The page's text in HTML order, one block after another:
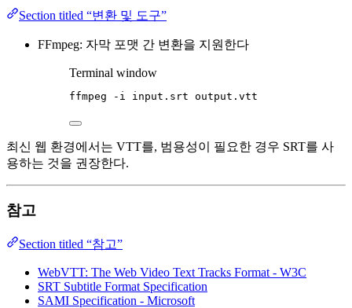
Section titled “변환 및 도구”
FFmpeg: 자막 포맷 간 변환을 지원한다
Terminal window
ffmpeg -i input.srt output.vtt
최신 웹 환경에서는 VTT를, 범용성이 필요한 경우 SRT를 사
용하는 것을 권장한다.
참고
Section titled “참고”
WebVTT: The Web Video Text Tracks Format - W3C
SRT Subtitle Format Specification
SAMI Specification - Microsoft